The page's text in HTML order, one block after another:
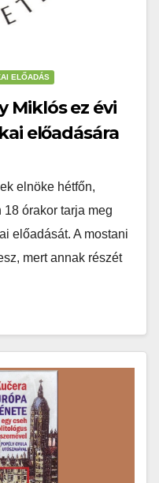
ELŐADÁS
Miklós ez évi
előadására
elnöke hétfőn,
órakor tarja meg
előadását. A mostani
mert annak részét